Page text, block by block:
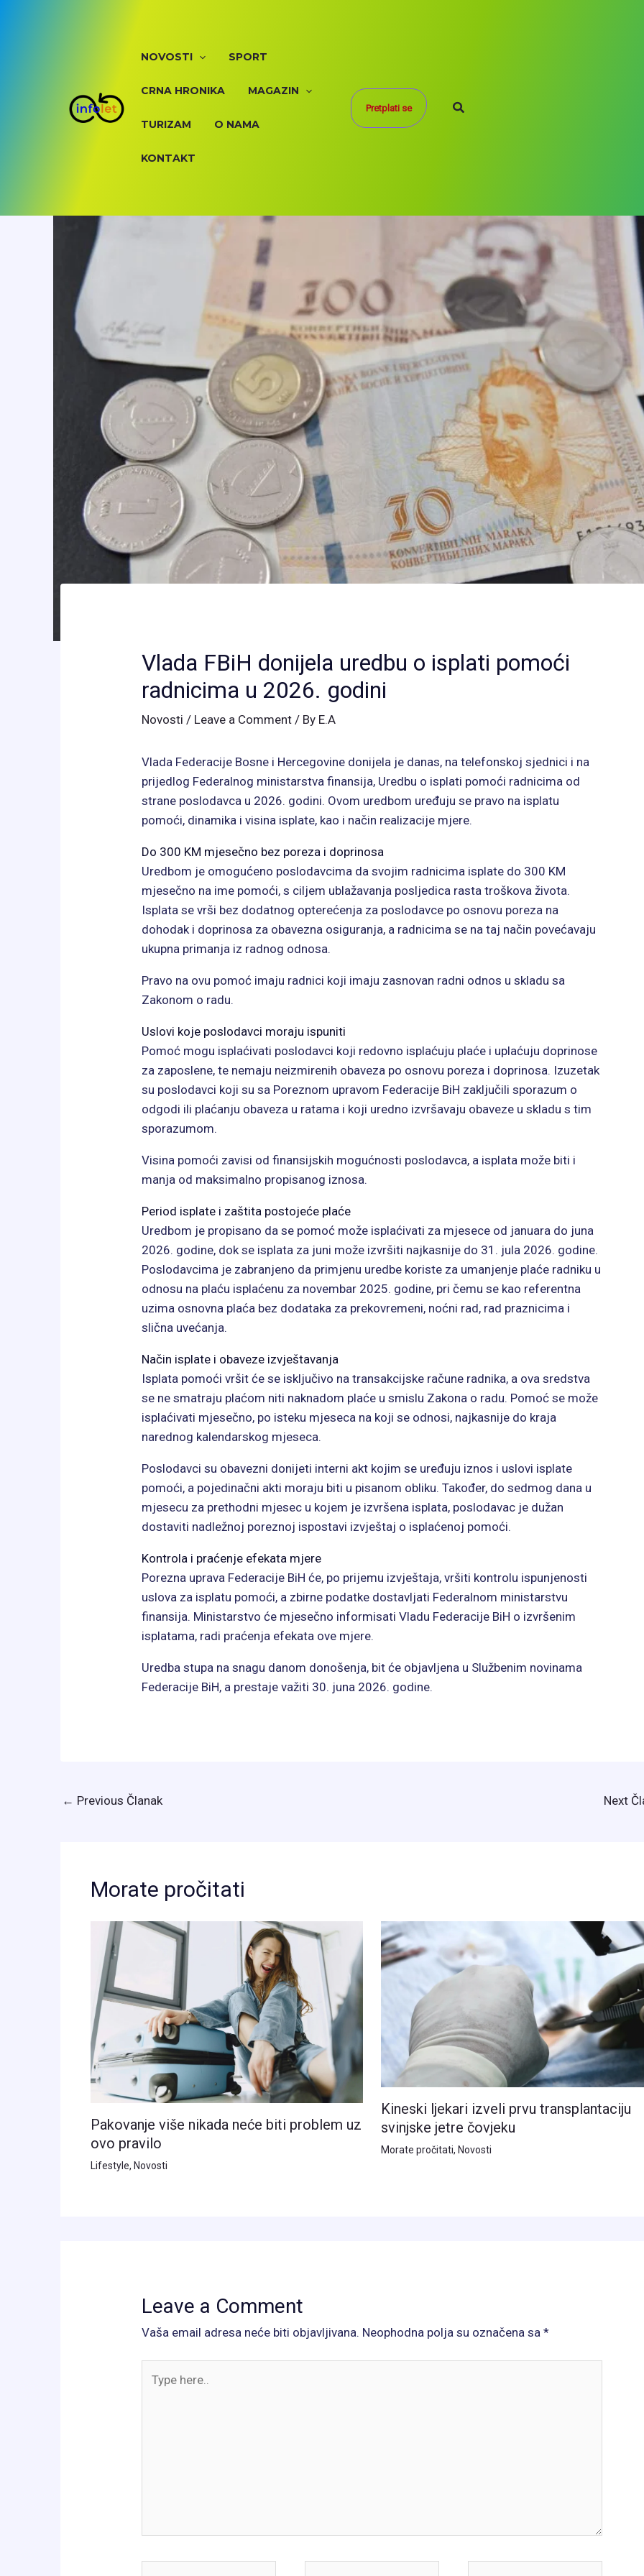
NOVOSTI SPORT
CRNA HRONIKA MAGAZIN
TURIZAM O NAMA
KONTAKT
Pretplati se Search
Vlada FBiH donijela uredbu o isplati pomoći
radnicima u 2026. godini
Novosti / Leave a Comment / By E.A
Vlada Federacije Bosne i Hercegovine donijela je danas, na telefonskoj sjednici i na
prijedlog Federalnog ministarstva finansija, Uredbu o isplati pomoći radnicima od
strane poslodavca u 2026. godini. Ovom uredbom uređuju se pravo na isplatu
pomoći, dinamika i visina isplate, kao i način realizacije mjere.
Do 300 KM mjesečno bez poreza i doprinosa
Uredbom je omogućeno poslodavcima da svojim radnicima isplate do 300 KM
mjesečno na ime pomoći, s ciljem ublažavanja posljedica rasta troškova života.
Isplata se vrši bez dodatnog opterećenja za poslodavce po osnovu poreza na
dohodak i doprinosa za obavezna osiguranja, a radnicima se na taj način povećavaju
ukupna primanja iz radnog odnosa.
Pravo na ovu pomoć imaju radnici koji imaju zasnovan radni odnos u skladu sa
Zakonom o radu.
Uslovi koje poslodavci moraju ispuniti
Pomoć mogu isplaćivati poslodavci koji redovno isplaćuju plaće i uplaćuju doprinose
za zaposlene, te nemaju neizmirenih obaveza po osnovu poreza i doprinosa. Izuzetak
su poslodavci koji su sa Poreznom upravom Federacije BiH zaključili sporazum o
odgodi ili plaćanju obaveza u ratama i koji uredno izvršavaju obaveze u skladu s tim
sporazumom.
Visina pomoći zavisi od finansijskih mogućnosti poslodavca, a isplata može biti i
manja od maksimalno propisanog iznosa.
Period isplate i zaštita postojeće plaće
Uredbom je propisano da se pomoć može isplaćivati za mjesece od januara do juna
2026. godine, dok se isplata za juni može izvršiti najkasnije do 31. jula 2026. godine.
Poslodavcima je zabranjeno da primjenu uredbe koriste za umanjenje plaće radniku u
odnosu na plaću isplaćenu za novembar 2025. godine, pri čemu se kao referentna
uzima osnovna plaća bez dodataka za prekovremeni, noćni rad, rad praznicima i
slična uvećanja.
Način isplate i obaveze izvještavanja
Isplata pomoći vršit će se isključivo na transakcijske račune radnika, a ova sredstva
se ne smatraju plaćom niti naknadom plaće u smislu Zakona o radu. Pomoć se može
isplaćivati mjesečno, po isteku mjeseca na koji se odnosi, najkasnije do kraja
narednog kalendarskog mjeseca.
Poslodavci su obavezni donijeti interni akt kojim se uređuju iznos i uslovi isplate
pomoći, a pojedinačni akti moraju biti u pisanom obliku. Također, do sedmog dana u
mjesecu za prethodni mjesec u kojem je izvršena isplata, poslodavac je dužan
dostaviti nadležnoj poreznoj ispostavi izvještaj o isplaćenoj pomoći.
Kontrola i praćenje efekata mjere
Porezna uprava Federacije BiH će, po prijemu izvještaja, vršiti kontrolu ispunjenosti
uslova za isplatu pomoći, a zbirne podatke dostavljati Federalnom ministarstvu
finansija. Ministarstvo će mjesečno informisati Vladu Federacije BiH o izvršenim
isplatama, radi praćenja efekata ove mjere.
Uredba stupa na snagu danom donošenja, bit će objavljena u Službenim novinama
Federacije BiH, a prestaje važiti 30. juna 2026. godine.
← Previous Članak Next
Morate pročitati
Pakovanje više nikada neće biti problem uz
ovo pravilo
Lifestyle, Novosti
Kineski ljekari izveli prvu transplantaciju
svinjske jetre čovjeku
Morate pročitati, Novosti
Leave a Comment
Vaša email adresa neće biti objavljivana. Neophodna polja su označena sa *
here..